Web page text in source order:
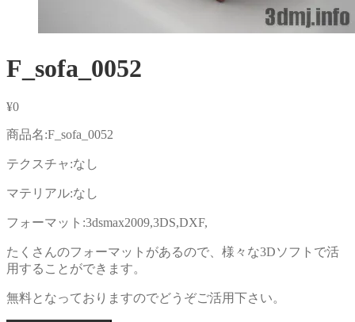
F_sofa_0052
¥0
商品名:F_sofa_0052
テクスチャ:なし
マテリアル:なし
フォーマット:3dsmax2009,3DS,DXF,
たくさんのフォーマットがあるので、様々な3Dソフトで活
用することができます。
無料となっておりますのでどうぞご活用下さい。